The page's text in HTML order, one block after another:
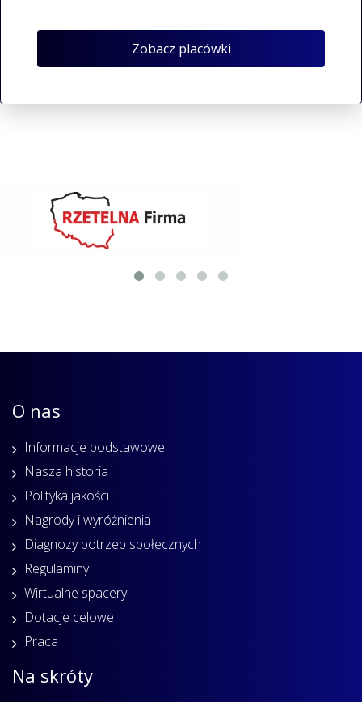
Zobacz placówki
O nas
Informacje podstawowe
Nasza historia
Polityka jakości
Nagrody i wyróżnienia
Diagnozy potrzeb społecznych
Regulaminy
Wirtualne spacery
Dotacje celowe
Praca
Na skróty